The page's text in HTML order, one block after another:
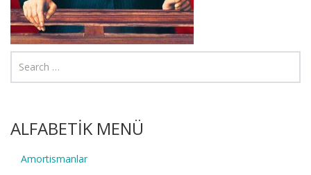
ALFABETİK MENÜ
Amortismanlar